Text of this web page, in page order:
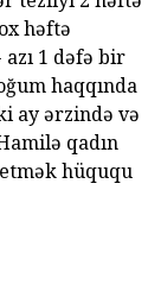
həftə
1 dəfə bir
haqqında
ay ərzində və
qadın
hüququ